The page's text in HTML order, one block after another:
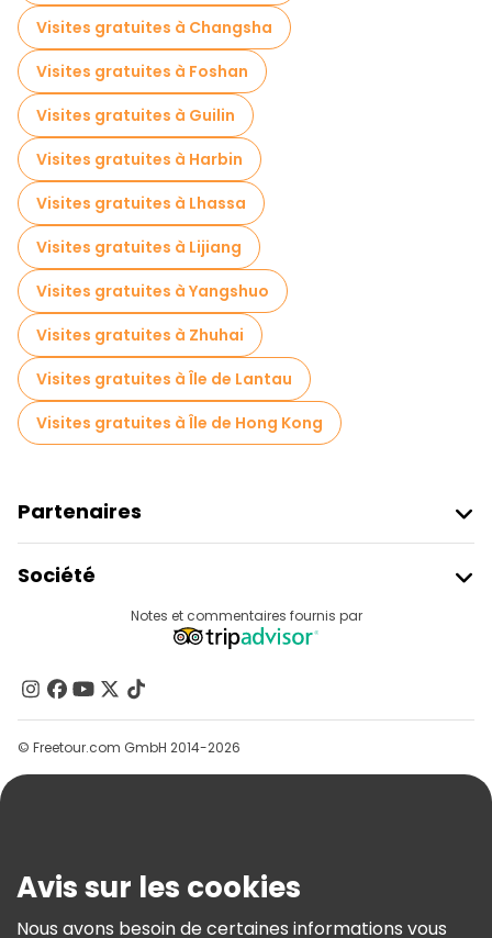
Tours à vélo à Chengdu
Visites gastronomiques à Chengdu
Visites gratuites à proximité Fanghua Street
Visites gratuites à Changsha
Visites gratuites à Foshan
Visites gratuites à Guilin
Visites gratuites à Harbin
Visites gratuites à Lhassa
Visites gratuites à Lijiang
Visites gratuites à Yangshuo
Visites gratuites à Zhuhai
Visites gratuites à Île de Lantau
Visites gratuites à Île de Hong Kong
Partenaires
Connexion Du Fournisseur
Programme D’affiliation
Société
Contactez-Nous
Groupes
Aide
Conditions Générales Et Mentions Légales
Politique En Matière De Cookies
Notes et commentaires fournis par
© Freetour.com GmbH 2014-2026
Avis sur les cookies
Nous avons besoin de certaines informations vous